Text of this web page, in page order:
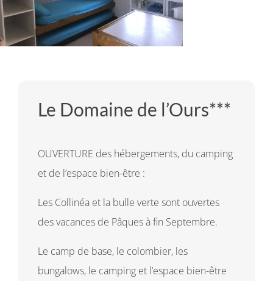
Le Domaine de l’Ours***
OUVERTURE des hébergements, du camping
et de l’espace bien-être :
Les Collinéa et la bulle verte sont ouvertes
des vacances de Pâques à fin Septembre.
Le camp de base, le colombier, les
bungalows, le camping et l’espace bien-être